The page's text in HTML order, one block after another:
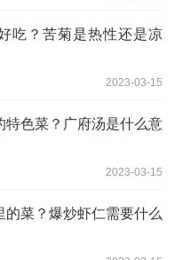
吃？苦菊是热性还是凉
2023-03-15
特色菜？广府汤是什么意
2023-03-15
的菜？爆炒虾仁需要什么